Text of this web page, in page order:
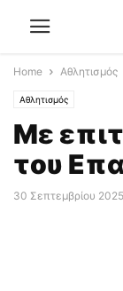
Home Αθλητισμός
Αθλητισμός
Με
του
30 Σεπτεμβρίου